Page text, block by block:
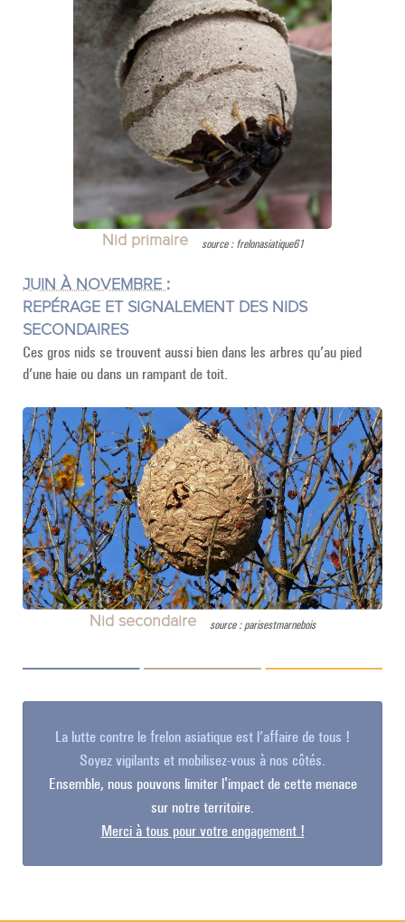
Nid primaire source : frelonasiatique61
JUIN À NOVEMBRE :
REPÉRAGE ET SIGNALEMENT DES NIDS
SECONDAIRES
Ces gros nids se trouvent aussi bien dans les arbres qu’au pied
d’une haie ou dans un rampant de toit.
Nid secondaire source : parisestmarnebois
La lutte contre le frelon asiatique est l’affaire de tous !
Soyez vigilants et mobilisez-vous à nos côtés.
Ensemble, nous pouvons limiter l'impact de cette menace
sur notre territoire.
Merci à tous pour votre engagement !